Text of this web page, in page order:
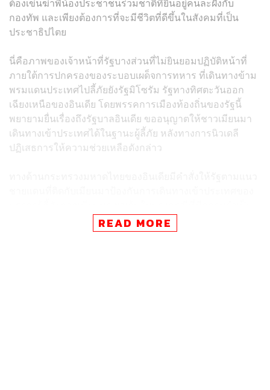
กองทัพ และเพียงต้องการที่จะมีชีวิตที่ดีขึ้นในสังคมที่เป็น
ประชาธิปไตย
นี่คือภาพของเจ้าหน้าที่รัฐบางส่วนที่ไม่ยินยอมปฏิบัติหน้าที่
ภายใต้การปกครองของระบอบเผด็จการทหาร ที่เดินทางข้าม
พรมแดนประเทศไปลี้ภัยยังรัฐมิโซรัม รัฐทางทิศตะวันออก
เฉียงเหนือของอินเดีย โดยพรรคการเมืองท้องถิ่นของรัฐนี้
พยายามยื่นเรื่องถึงรัฐบาลอินเดีย ขออนุญาตให้ชาวเมียนมา
เดินทางเข้าประเทศได้ในฐานะผู้ลี้ภัย หลังทางการนิวเดลี
ปฏิเสธการให้ความช่วยเหลือดังกล่าว
ให้ความช่วยเหลือด้านมนุษยธรรม อีกทั้งกระทรวงยังระบุว่า
แต่ละรัฐไม่มีสิทธิ์ในการรับรองสถานะผู้ลี้ภัยให้กับผู้ที่เดินทาง
READ MORE